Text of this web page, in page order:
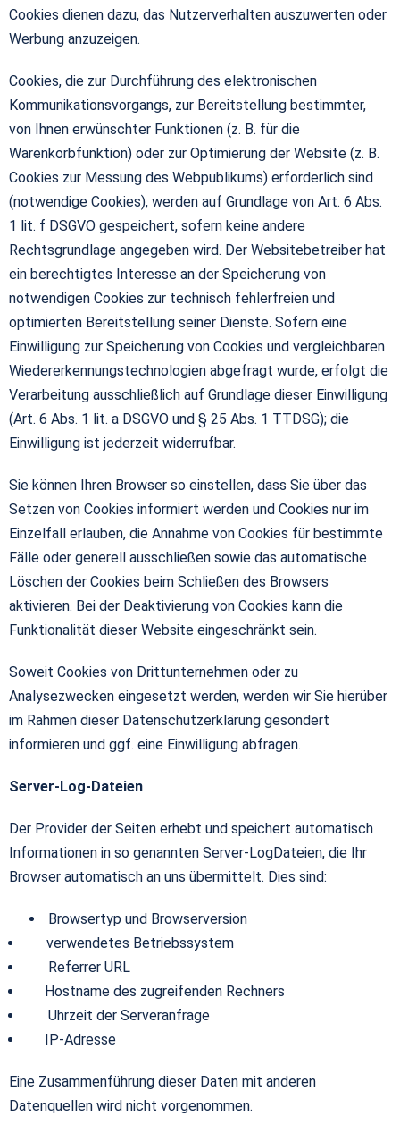
Cookies dienen dazu, das Nutzerverhalten auszuwerten oder
Werbung anzuzeigen.
Cookies, die zur Durchführung des elektronischen
Kommunikationsvorgangs, zur Bereitstellung bestimmter,
von Ihnen erwünschter Funktionen (z. B. für die
Warenkorbfunktion) oder zur Optimierung der Website (z. B.
Cookies zur Messung des Webpublikums) erforderlich sind
(notwendige Cookies), werden auf Grundlage von Art. 6 Abs.
1 lit. f DSGVO gespeichert, sofern keine andere
Rechtsgrundlage angegeben wird. Der Websitebetreiber hat
ein berechtigtes Interesse an der Speicherung von
notwendigen Cookies zur technisch fehlerfreien und
optimierten Bereitstellung seiner Dienste. Sofern eine
Einwilligung zur Speicherung von Cookies und vergleichbaren
Wiedererkennungstechnologien abgefragt wurde, erfolgt die
Verarbeitung ausschließlich auf Grundlage dieser Einwilligung
(Art. 6 Abs. 1 lit. a DSGVO und § 25 Abs. 1 TTDSG); die
Einwilligung ist jederzeit widerrufbar.
Sie können Ihren Browser so einstellen, dass Sie über das
Setzen von Cookies informiert werden und Cookies nur im
Einzelfall erlauben, die Annahme von Cookies für bestimmte
Fälle oder generell ausschließen sowie das automatische
Löschen der Cookies beim Schließen des Browsers
aktivieren. Bei der Deaktivierung von Cookies kann die
Funktionalität dieser Website eingeschränkt sein.
Soweit Cookies von Drittunternehmen oder zu
Analysezwecken eingesetzt werden, werden wir Sie hierüber
im Rahmen dieser Datenschutzerklärung gesondert
informieren und ggf. eine Einwilligung abfragen.
Server-Log-Dateien
Der Provider der Seiten erhebt und speichert automatisch
Informationen in so genannten Server-LogDateien, die Ihr
Browser automatisch an uns übermittelt. Dies sind:
Browsertyp und Browserversion
verwendetes Betriebssystem
Referrer URL
Hostname des zugreifenden Rechners
Uhrzeit der Serveranfrage
IP-Adresse
Eine Zusammenführung dieser Daten mit anderen
Datenquellen wird nicht vorgenommen.